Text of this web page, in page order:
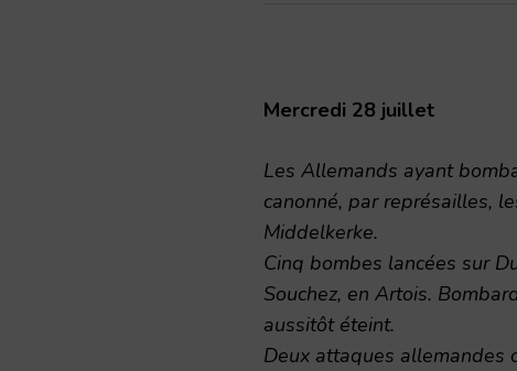
Mercredi 28 juillet
Les Allemands ayant
canonné, par représailles,
Middelkerke.
Cinq bombes lancées sur
Souchez, en Artois.
aussitôt éteint.
Deux attaques allemandes